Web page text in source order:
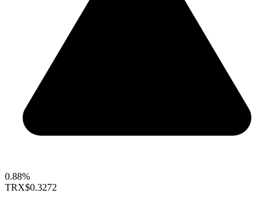
0.88%
TRX$0.3272